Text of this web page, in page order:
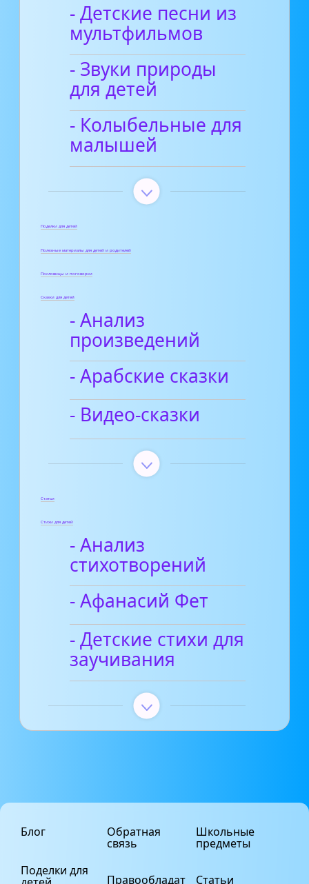
- Детские песни из
мультфильмов
- Звуки природы
для детей
- Колыбельные для
малышей
Поделки для детей
Полезные материалы для детей и родителей
Пословицы и поговорки
Сказки для детей
- Анализ
произведений
- Арабские сказки
- Видео-сказки
Статьи
Стихи для детей
- Анализ
стихотворений
- Афанасий Фет
- Детские стихи для
заучивания
Блог
Поделки для
Обратная
связь
Правообладат
Школьные
предметы
Статьи